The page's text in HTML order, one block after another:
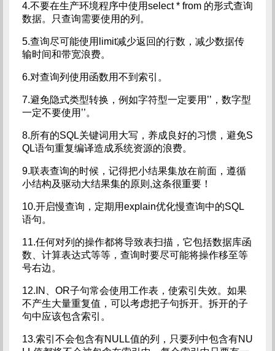
4.不要在生产环境程序中使用select * from 的形式查询
数据。只查询需要使用的列。
5.查询尽可能使用limit减少返回的行数，减少数据传
输时间和带宽浪费。
6.对查询列使用函数用不到索引。
7.避免隐式类型转换，例如字符型一定要用’’，数字型
一定不要使用’’。
8.所有的SQL关键词用大写，养成良好的习惯，避免S
QL语句重复编译造成系统资源的浪费。
9.联表查询的时候，记得把小结果集放在前面，遵循
小结构及驱动大结果集的原则,这条很重要！
10.开启慢查询，定期用explain优化慢查询中的SQL
语句。
11.任何对列的操作都将导致表扫描，它包括数据库函
数、计算表达式等等，查询时要尽可能将操作移至等
号右边。
12.IN、OR子句常会使用工作表，使索引失效。如果
不产生大量重复值，可以考虑把子句拆开。拆开的子
句中应该包含索引。
13.索引不会包含有NULL值的列，只要列中包含有NU